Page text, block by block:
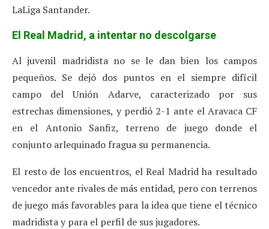
LaLiga Santander.
El Real Madrid, a intentar no descolgarse
Al juvenil madridista no se le dan bien los campos
pequeños. Se dejó dos puntos en el siempre difícil
campo del Unión Adarve, caracterizado por sus
estrechas dimensiones, y perdió 2-1 ante el Aravaca CF
en el Antonio Sanfiz, terreno de juego donde el
conjunto arlequinado fragua su permanencia.
El resto de los encuentros, el Real Madrid ha resultado
vencedor ante rivales de más entidad, pero con terrenos
de juego más favorables para la idea que tiene el técnico
madridista y para el perfil de sus jugadores.